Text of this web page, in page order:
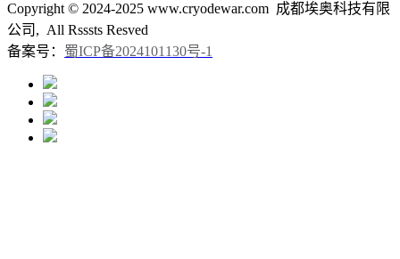
Copyright © 2024-2025 www.cryodewar.com 成都埃奥科技有限
公司, All Rsssts Resved
备案号： 蜀ICP备2024101130号-1